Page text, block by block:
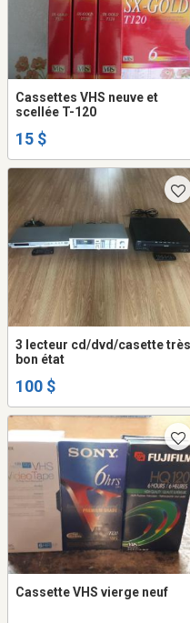
Cassettes VHS neuve et
scellée T-120
15 $
3 lecteur cd/dvd/casette très
bon état
100 $
Cassette VHS vierge neuf